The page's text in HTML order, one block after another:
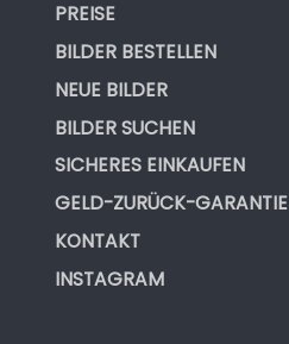
PREISE
BILDER BESTELLEN
NEUE BILDER
BILDER SUCHEN
SICHERES EINKAUFEN
GELD-ZURÜCK-GARANTIE
KONTAKT
INSTAGRAM